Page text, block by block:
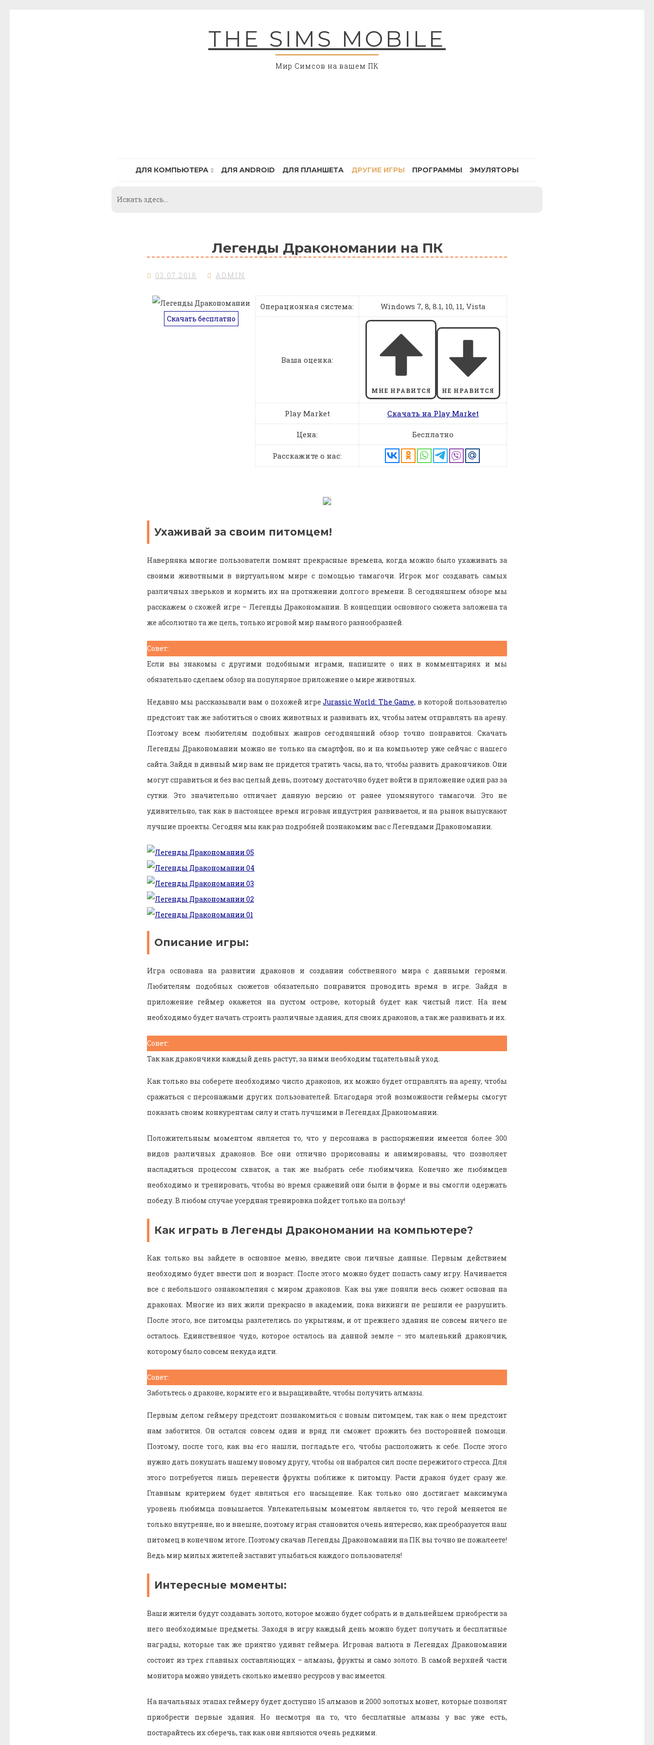
THE SIMS MOBILE
Мир Симсов на вашем ПК
ДЛЯ КОМПЬЮТЕРА ДЛЯ ANDROID ДЛЯ ПЛАНШЕТА ДРУГИЕ ИГРЫ ПРОГРАММЫ ЭМУЛЯТОРЫ
Легенды Дракономании на ПК
03.07.2018 ADMIN
Скачать бесплатно
Операционная система: Windows 7, 8, 8.1, 10, 11, Vista
Ваша оценка:
МНЕ НРАВИТСЯ НЕ НРАВИТСЯ
Play Market Скачать на Play Market
Цена: Бесплатно
Расскажите о нас:
Ухаживай за своим питомцем!
Наверняка многие пользователи помнят прекрасные времена, когда можно было ухаживать за
своими животными в виртуальном мире с помощью тамагочи. Игрок мог создавать самых
различных зверьков и кормить их на протяжении долгого времени. В сегодняшнем обзоре мы
расскажем о схожей игре – Легенды Дракономании. В концепции основного сюжета заложена та
же абсолютно та же цель, только игровой мир намного разнообразней.
Совет:
Если вы знакомы с другими подобными играми, напишите о них в комментариях и мы
обязательно сделаем обзор на популярное приложение о мире животных.
Недавно мы рассказывали вам о похожей игреJurassic World: The Game, в которой пользователю
предстоит так же заботиться о своих животных и развивать их, чтобы затем отправлять на арену.
Поэтому всем любителям подобных жанров сегодняшний обзор точно понравится. Скачать
Легенды Дракономании можно не только на смартфон, но и на компьютер уже сейчас с нашего
сайта. Зайдя в дивный мир вам не придется тратить часы, на то, чтобы развить дракончиков. Они
могут справиться и без вас целый день, поэтому достаточно будет войти в приложение один раз за
сутки. Это значительно отличает данную версию от ранее упомянутого тамагочи. Это не
удивительно, так как в настоящее время игровая индустрия развивается, и на рынок выпускают
лучшие проекты. Сегодня мы как раз подробней познакомим вас с Легендами Дракономании.
Описание игры:
Игра основана на развитии драконов и создании собственного мира с данными героями.
Любителям подобных сюжетов обязательно понравится проводить время в игре. Зайдя в
приложение геймер окажется на пустом острове, который будет как чистый лист. На нем
необходимо будет начать строить различные здания, для своих драконов, а так же развивать и их.
Совет:
Так как дракончики каждый день растут, за ними необходим тщательный уход.
Как только вы соберете необходимо число драконов, их можно будет отправлять на арену, чтобы
сражаться с персонажами других пользователей. Благодаря этой возможности геймеры смогут
показать своим конкурентам силу и стать лучшими в Легендах Дракономании.
Положительным моментом является то, что у персонажа в распоряжении имеется более 300
видов различных драконов. Все они отлично прорисованы и анимированы, что позволяет
насладиться процессом схваток, а так же выбрать себе любимчика. Конечно же любимцев
необходимо и тренировать, чтобы во время сражений они были в форме и вы смогли одержать
победу. В любом случае усердная тренировка пойдет только на пользу!
Как играть в Легенды Дракономании на компьютере?
Как только вы зайдете в основное меню, введите свои личные данные. Первым действием
необходимо будет ввести пол и возраст. После этого можно будет попасть саму игру. Начинается
все с небольшого ознакомления с миром драконов. Как вы уже поняли весь сюжет основан на
драконах. Многие из них жили прекрасно в академии, пока викинги не решили ее разрушить.
После этого, все питомцы разлетелись по укрытиям, и от прежнего здания не совсем ничего не
осталось. Единственное чудо, которое осталось на данной земле – это маленький дракончик,
которому было совсем некуда идти.
Совет:
Заботьтесь о драконе, кормите его и выращивайте, чтобы получить алмазы.
Первым делом геймеру предстоит познакомиться с новым питомцем, так как о нем предстоит
нам заботится. Он остался совсем один и вряд ли сможет прожить без посторонней помощи.
Поэтому, после того, как вы его нашли, погладьте его, чтобы расположить к себе. После этого
нужно дать покушать нашему новому другу, чтобы он набрался сил после пережитого стресса. Для
этого потребуется лишь перенести фрукты поближе к питомцу. Расти дракон будет сразу же.
Главным критерием будет являться его насыщение. Как только оно достигает максимума
уровень любимца повышается. Увлекательным моментом является то, что герой меняется не
только внутренне, но и внешне, поэтому играя становится очень интересно, как преобразуется наш
питомец в конечном итоге. Поэтому скачав Легенды Дракономании на ПК вы точно не пожалеете!
Ведь мир милых жителей заставит улыбаться каждого пользователя!
Интересные моменты:
Ваши жители будут создавать золото, которое можно будет собрать и в дальнейшем приобрести за
него необходимые предметы. Заходя в игру каждый день можно будет получать и бесплатные
награды, которые так же приятно удивят геймера. Игровая валюта в Легендах Дракономании
состоит из трех главных составляющих – алмазы, фрукты и само золото. В самой верхней части
монитора можно увидеть сколько именно ресурсов у вас имеется.
На начальных этапах геймеру будет доступно 15 алмазов и 2000 золотых монет, которые позволят
приобрести первые здания. Но несмотря на то, что бесплатные алмазы у вас уже есть,
постарайтесь их сберечь, так как они являются очень редкими.